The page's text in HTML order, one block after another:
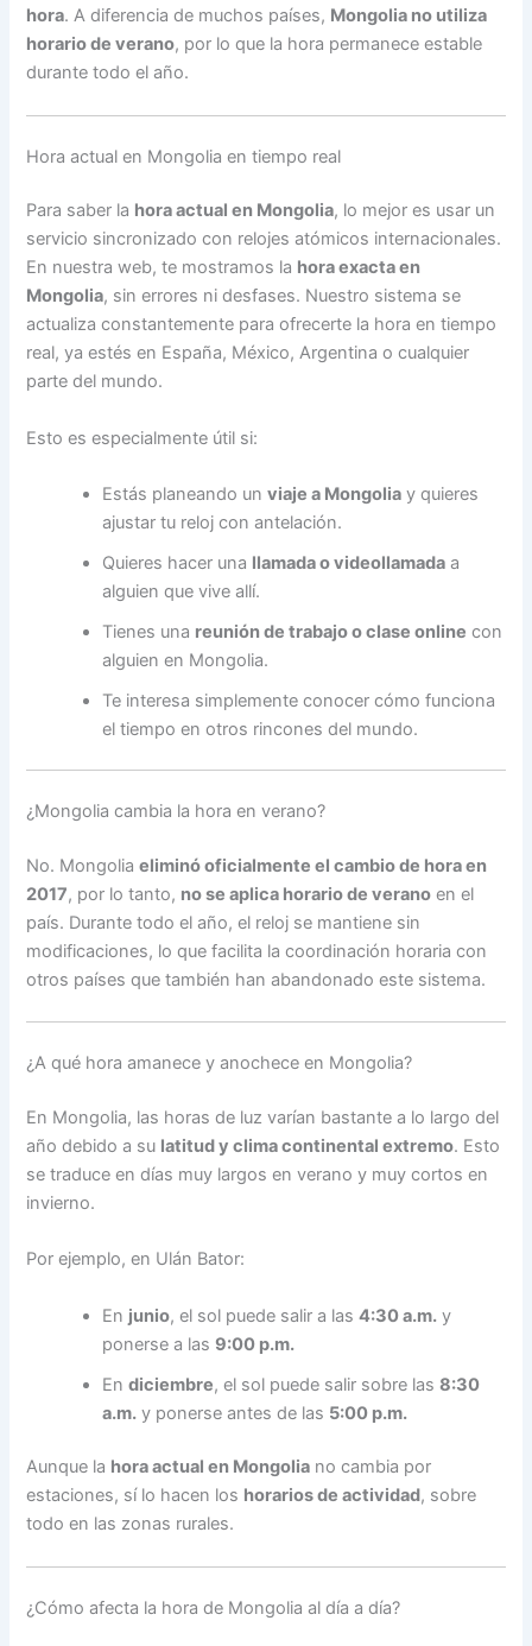
hora. A diferencia de muchos países, Mongolia no utiliza
horario de verano, por lo que la hora permanece estable
durante todo el año.
Hora actual en Mongolia en tiempo real
Para saber la hora actual en Mongolia, lo mejor es usar un
servicio sincronizado con relojes atómicos internacionales.
En nuestra web, te mostramos la hora exacta en
Mongolia, sin errores ni desfases. Nuestro sistema se
actualiza constantemente para ofrecerte la hora en tiempo
real, ya estés en España, México, Argentina o cualquier
parte del mundo.
Esto es especialmente útil si:
Estás planeando unviaje a Mongolia y quieres
ajustar tu reloj con antelación.
Quieres hacer una llamada o videollamada a
alguien que vive allí.
Tienes una reunión de trabajo o clase online con
alguien en Mongolia.
Te interesa simplemente conocer cómo funciona
el tiempo en otros rincones del mundo.
¿Mongolia cambia la hora en verano?
No. Mongoliaeliminó oficialmente el cambio de hora en
2017, por lo tanto, no se aplica horario de verano en el
país. Durante todo el año, el reloj se mantiene sin
modificaciones, lo que facilita la coordinación horaria con
otros países que también han abandonado este sistema.
¿A qué hora amanece y anochece en Mongolia?
En Mongolia, las horas de luz varían bastante a lo largo del
año debido a su latitud y clima continental extremo. Esto
se traduce en días muy largos en verano y muy cortos en
invierno.
Por ejemplo, en Ulán Bator:
En junio, el sol puede salir a las4:30 a.m. y
ponerse a las 9:00 p.m.
Endiciembre, el sol puede salir sobre las8:30
a.m. y ponerse antes de las 5:00 p.m.
Aunque la hora actual en Mongolia no cambia por
estaciones, sí lo hacen los horarios de actividad, sobre
todo en las zonas rurales.
¿Cómo afecta la hora de Mongolia al día a día?